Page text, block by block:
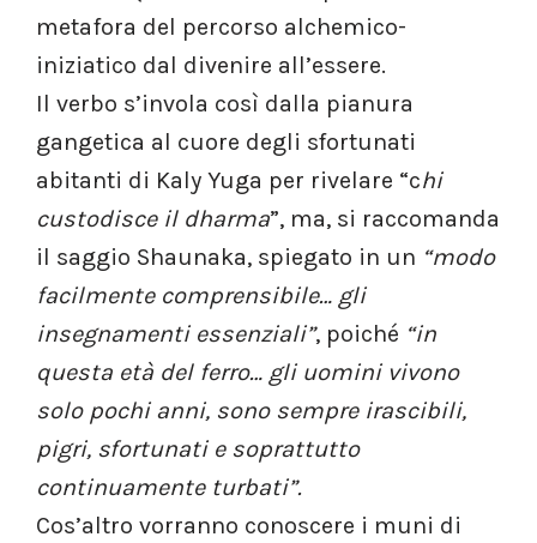
metafora del percorso alchemico-
iniziatico dal divenire all’essere.
Il verbo s’invola così dalla pianura
gangetica al cuore degli sfortunati
abitanti di Kaly Yuga per rivelare “chi
custodisce il dharma”, ma, si raccomanda
il saggio Shaunaka, spiegato in un “modo
facilmente comprensibile… gli
insegnamenti essenziali”, poiché “in
questa età del ferro… gli uomini vivono
solo pochi anni, sono sempre irascibili,
pigri, sfortunati e soprattutto
continuamente turbati”.
Cos’altro vorranno conoscere i muni di